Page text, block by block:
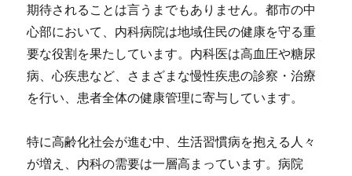
期待されることは言うまでもありません。都市の中
心部において、内科病院は地域住民の健康を守る重
要な役割を果たしています。内科医は高血圧や糖尿
病、心疾患など、さまざまな慢性疾患の診察・治療
を行い、患者全体の健康管理に寄与しています。
特に高齢化社会が進む中、生活習慣病を抱える人々
が増え、内科の需要は一層高まっています。病院